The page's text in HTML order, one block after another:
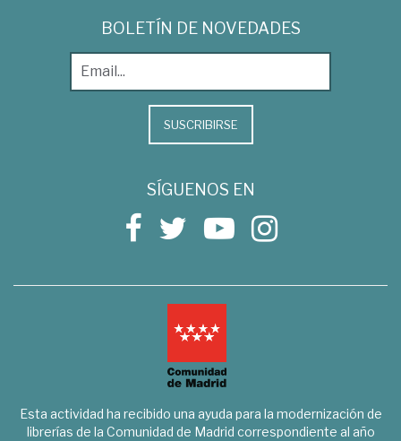
BOLETÍN DE NOVEDADES
SUSCRIBIRSE
SÍGUENOS EN
Esta actividad ha recibido una ayuda para la modernización de
librerías de la Comunidad de Madrid correspondiente al año